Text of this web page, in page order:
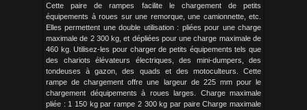
Cette paire de rampes facilite le chargement de petits
équipements à roues sur une remorque, une camionnette, etc.
Elles permettent une double utilisation : pliées pour une charge
maximale de 2 300 kg, et dépliées pour une charge maximale de
460 kg. Utilisez-les pour charger de petits équipements tels que
des chariots élévateurs électriques, des mini-dumpers, des
tondeuses à gazon, des quads et des motoculteurs. Cette
rampe de chargement offre une largeur de 225 mm pour le
chargement déquipements à roues larges. Charge maximale
pliée : 1 150 kg par rampe 2 300 kg par paire Charge maximale